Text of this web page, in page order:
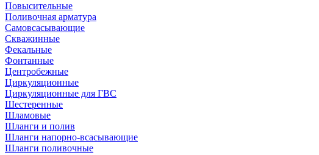
Повысительные
Поливочная арматура
Самовсасывающие
Скважинные
Фекальные
Фонтанные
Центробежные
Циркуляционные
Циркуляционные для ГВС
Шестеренные
Шламовые
Шланги и полив
Шланги напорно-всасывающие
Шланги поливочные